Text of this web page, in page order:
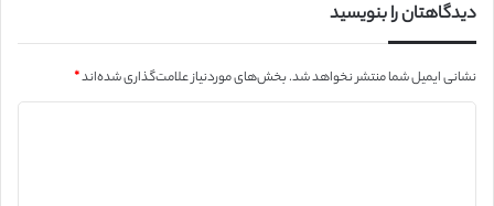
دیدگاهتان را بنویسید
نشانی ایمیل شما منتشر نخواهد شد.بخش‌های موردنیاز علامت‌گذاری شده‌اند*